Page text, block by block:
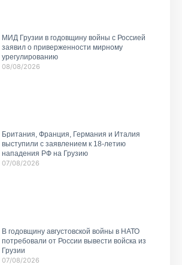
МИД Грузии в годовщину войны с Россией
заявил о приверженности мирному
урегулированию
08/08/2026
Британия, Франция, Германия и Италия
выступили с заявлением к 18-летию
нападения РФ на Грузию
07/08/2026
В годовщину августовской войны в НАТО
потребовали от России вывести войска из
Грузии
07/08/2026